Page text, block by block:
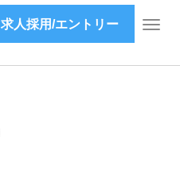
T
求人採用/エントリー